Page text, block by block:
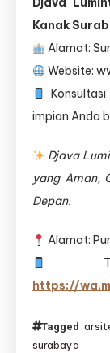
Kanak
Alamat:
Website:
impian Anda
Djava
yang Aman,
Depan.
Alamat:
https://
Tagged
surabaya